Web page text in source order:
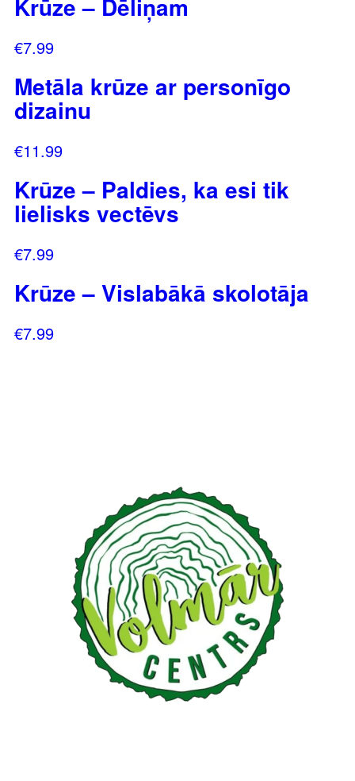
€7.99
Metāla krūze ar personīgo
dizainu
€11.99
Krūze – Paldies, ka esi tik
lielisks vectēvs
€7.99
Krūze – Vislabākā skolotāja
€7.99